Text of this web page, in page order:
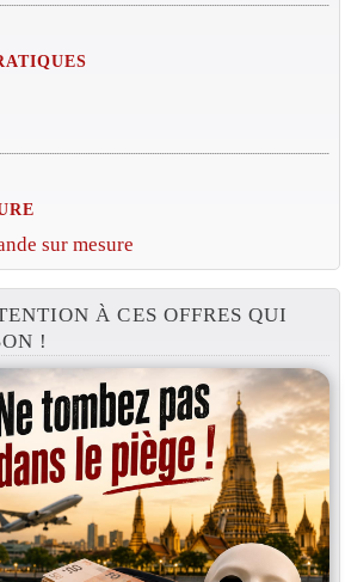
sur mesure
À CES OFFRES QUI
!